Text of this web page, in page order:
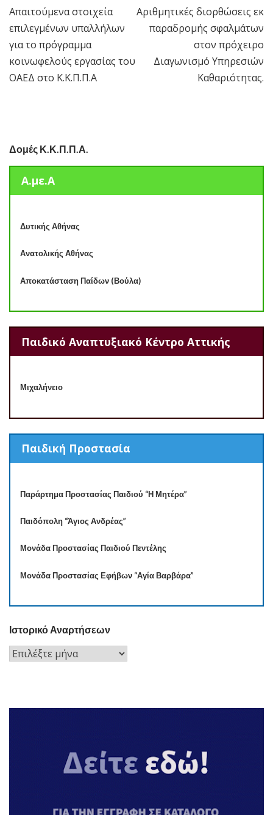
Πλοήγηση
άρθρων
Απαιτούμενα στοιχεία
επιλεγμένων υπαλλήλων
για το πρόγραμμα
κοινωφελούς εργασίας του
ΟΑΕΔ στο Κ.Κ.Π.Π.Α
Αριθμητικές διορθώσεις εκ
παραδρομής σφαλμάτων
στον πρόχειρο
Διαγωνισμό Υπηρεσιών
Καθαριότητας.
Δομές Κ.Κ.Π.Π.Α.
Α.με.Α
Δυτικής Αθήνας
Ανατολικής Αθήνας
Αποκατάσταση Παίδων (Βούλα)
Παιδικό Αναπτυξιακό Κέντρο Αττικής
Μιχαλήνειο
Παιδική Προστασία
Παράρτημα Προστασίας Παιδιού “Η Μητέρα”
Παιδόπολη “Άγιος Ανδρέας”
Μονάδα Προστασίας Παιδιού Πεντέλης
Μονάδα Προστασίας Εφήβων “Αγία Βαρβάρα”
Ιστορικό Αναρτήσεων
Ιστορικό